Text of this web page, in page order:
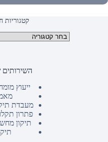
קטגוריות
השירותים
ייעוץ
מעבדת
פתרון
תיקון